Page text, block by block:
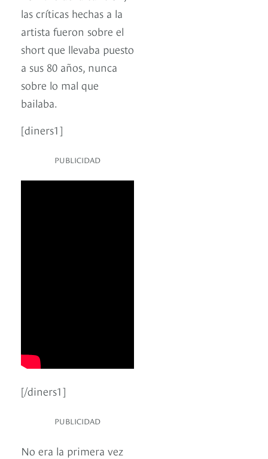
las críticas hechas a la
artista fueron sobre el
short que llevaba puesto
a sus 80 años, nunca
sobre lo mal que
bailaba.
[diners1]
PUBLICIDAD
[/diners1]
PUBLICIDAD
No era la primera vez